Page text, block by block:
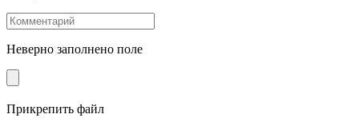
Неверно заполнено поле
Прикрепить файл